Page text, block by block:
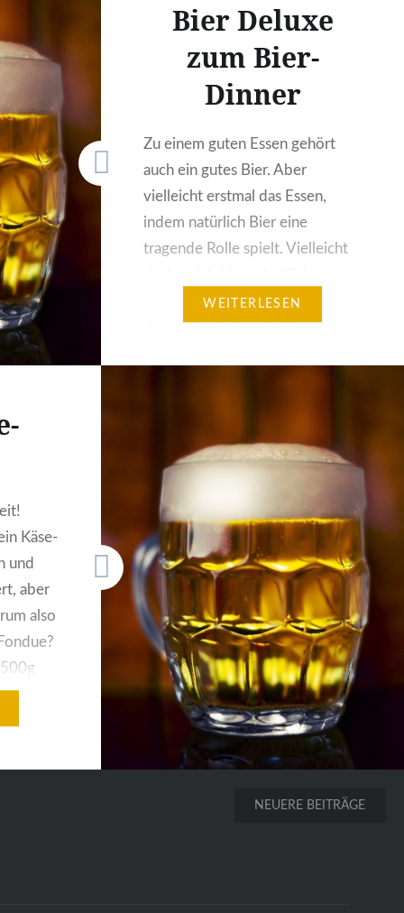
Bier Deluxe
zum Bier-
Dinner
Zu einem guten Essen gehört
auch ein gutes Bier. Aber
vielleicht erstmal das Essen,
indem natürlich Bier eine
tragende Rolle spielt. Vielleicht
Köche unter meinen Lesern, für
den ist das folgende Rezept
im Ganzen, 150 g Dörrpflaumen,
WEITERLESEN
Käse-
und
aber
also
einem
NEUERE BEITRÄGE